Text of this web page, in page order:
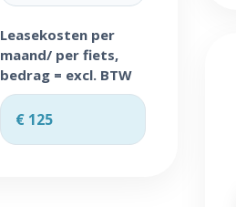
Leasekosten per
maand/ per fiets,
bedrag = excl. BTW